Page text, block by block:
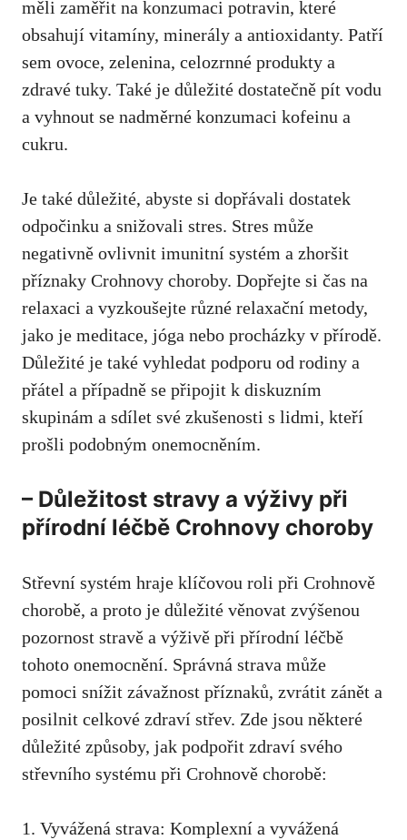
měli zaměřit ⁢na konzumaci‌ potravin, které
obsahují vitamíny,‍ minerály a antioxidanty. Patří
sem⁤ ovoce, zelenina, ​celozrnné produkty a
zdravé tuky. Také ​je důležité dostatečně ⁤pít vodu
a vyhnout se nadměrné konzumaci kofeinu a
cukru.
Je také důležité, abyste‍ si ‌dopřávali dostatek
odpočinku a snižovali⁤ stres. Stres může
negativně ovlivnit imunitní systém a zhoršit
příznaky Crohnovy choroby. Dopřejte si čas na
relaxaci a vyzkoušejte různé relaxační metody,
⁤jako je meditace, jóga nebo procházky⁢ v přírodě.
Důležité ⁣je také vyhledat podporu ​od​ rodiny a
přátel a případně se‌ připojit k diskuzním
skupinám a‍ sdílet své zkušenosti s lidmi, kteří
prošli ⁣podobným onemocněním.
– Důležitost stravy a výživy při
‌přírodní‍ léčbě Crohnovy choroby
Střevní systém hraje klíčovou roli při Crohnově
chorobě, ⁢a ​proto ‍je důležité věnovat zvýšenou
pozornost stravě a výživě při přírodní⁣ léčbě
tohoto onemocnění. ⁤Správná ‌strava může⁣
pomoci snížit závažnost příznaků,⁣ zvrátit zánět ⁢a
posilnit celkové zdraví‌ střev. Zde jsou ⁣některé
důležité ​způsoby, jak podpořit⁣ zdraví svého
‍střevního systému ​při⁣ Crohnově chorobě:
1.⁣ Vyvážená strava: Komplexní‍ a vyvážená